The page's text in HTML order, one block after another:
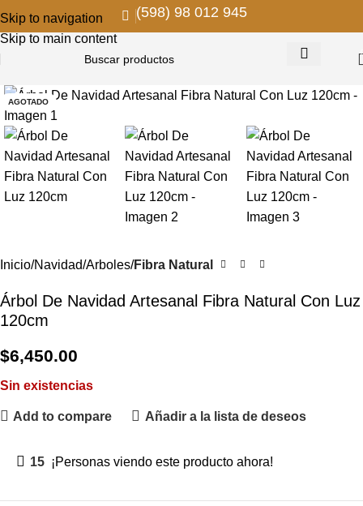
Skip to navigation
Skip to main content
(598) 98 012 945
AGOTADO
Inicio Navidad Arboles Fibra Natural
Árbol De Navidad Artesanal Fibra Natural Con Luz
120cm
$6,450.00
Sin existencias
Add to compare Añadir a la lista de deseos
15 ¡Personas viendo este producto ahora!